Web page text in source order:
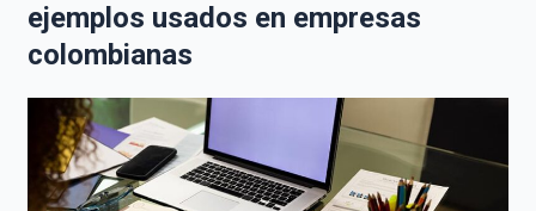
ejemplos usados en empresas
colombianas